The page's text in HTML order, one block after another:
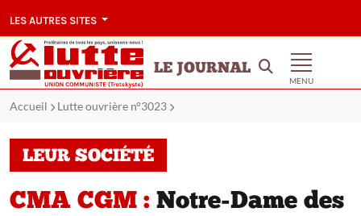
LES AUTRES SITES
LE JOURNAL
MENU
Accueil Lutte ouvrière n°3023
LEUR SOCIÉTÉ
CMA CGM : Notre-Dame des